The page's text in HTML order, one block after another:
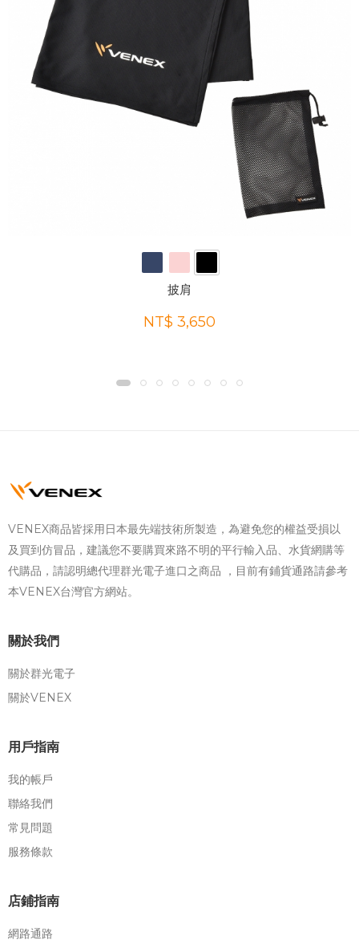
披肩
NT$ 3,650
VENEX商品皆採用日本最先端技術所製造，為避免您的權益受損以
及買到仿冒品，建議您不要購買來路不明的平行輸入品、水貨網購等
代購品，請認明總代理群光電子進口之商品 ，目前有鋪貨通路請參考
本VENEX台灣官方網站。
關於我們
關於群光電子
關於VENEX
用戶指南
我的帳戶
聯絡我們
常見問題
服務條款
店鋪指南
網路通路